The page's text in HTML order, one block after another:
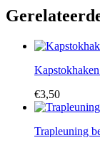
€3,50
Trapleuning